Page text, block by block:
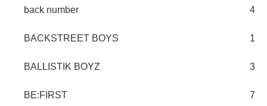
back number 4
BACKSTREET BOYS 1
BALLISTIK BOYZ 3
BE:FIRST 7